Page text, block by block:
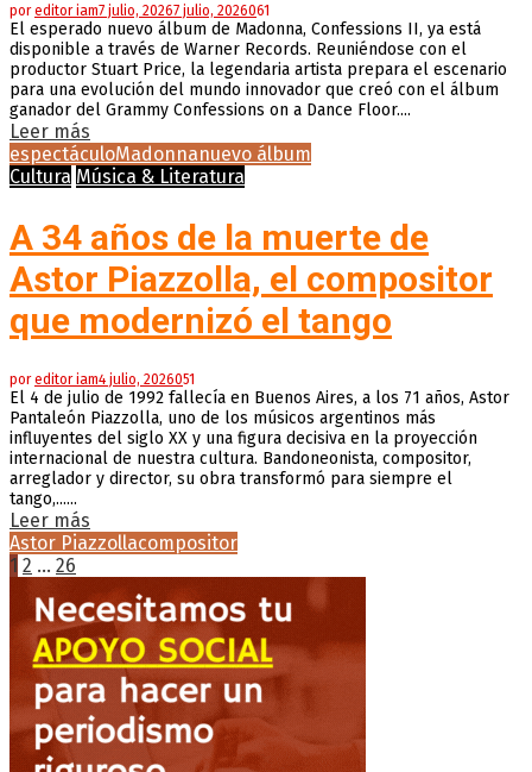
poreditor iam7 julio, 20267 julio, 2026061
El esperado nuevo álbum de Madonna, Confessions II, ya está
disponible a través de Warner Records. Reuniéndose con el
productor Stuart Price, la legendaria artista prepara el escenario
para una evolución del mundo innovador que creó con el álbum
ganador del Grammy Confessions on a Dance Floor....
Leer más
espectáculoMadonnanuevo álbum
Cultura Música & Literatura
A 34 años de la muerte de
Astor Piazzolla, el compositor
que modernizó el tango
poreditor iam4 julio, 2026051
El 4 de julio de 1992 fallecía en Buenos Aires, a los 71 años, Astor
Pantaleón Piazzolla, uno de los músicos argentinos más
influyentes del siglo XX y una figura decisiva en la proyección
internacional de nuestra cultura. Bandoneonista, compositor,
arreglador y director, su obra transformó para siempre el
tango,......
Leer más
Astor Piazzollacompositor
Paginación
de
entradas
1 2 … 26